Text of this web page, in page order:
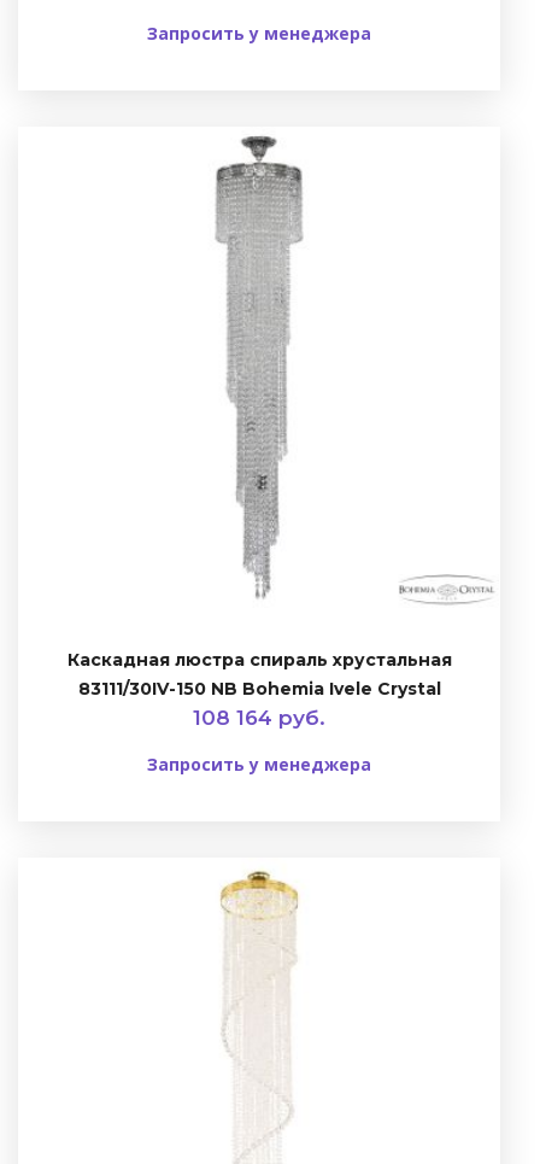
Запросить у менеджера
Каскадная люстра спираль хрустальная
83111/30IV-150 NB Bohemia Ivele Crystal
108 164 руб.
Запросить у менеджера